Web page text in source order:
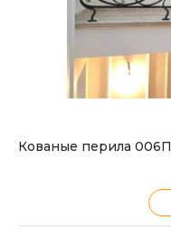
Кованые перила 006П